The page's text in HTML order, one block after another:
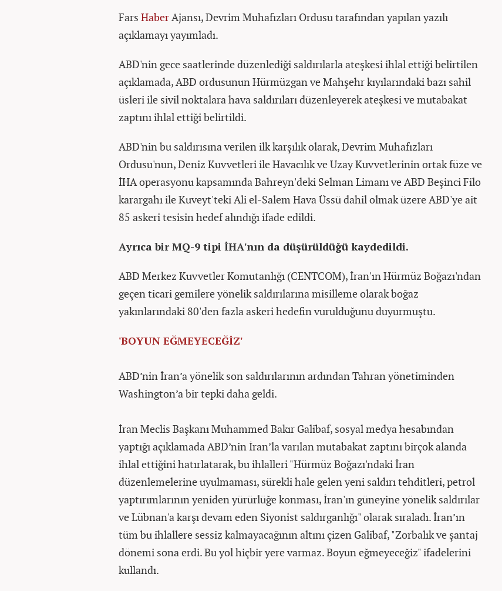
Fars HaberAjansı, Devrim Muhafızları Ordusu tarafından yapılan yazılı
açıklamayı yayımladı.
ABD'nin gece saatlerinde düzenlediği saldırılarla ateşkesi ihlal ettiği belirtilen
açıklamada, ABD ordusunun Hürmüzgan ve Mahşehr kıyılarındaki bazı sahil
üsleri ile sivil noktalara hava saldırıları düzenleyerek ateşkesi ve mutabakat
zaptını ihlal ettiği belirtildi.
ABD'nin bu saldırısına verilen ilk karşılık olarak, Devrim Muhafızları
Ordusu'nun, Deniz Kuvvetleri ile Havacılık ve Uzay Kuvvetlerinin ortak füze ve
İHA operasyonu kapsamında Bahreyn'deki Selman Limanı ve ABD Beşinci Filo
karargahı ile Kuveyt'teki Ali el-Salem Hava Üssü dahil olmak üzere ABD'ye ait
85 askeri tesisin hedef alındığı ifade edildi.
Ayrıca bir MQ-9 tipi İHA'nın da düşürüldüğü kaydedildi.
ABD Merkez Kuvvetler Komutanlığı (CENTCOM), İran'ın Hürmüz Boğazı'ndan
geçen ticari gemilere yönelik saldırılarına misilleme olarak boğaz
yakınlarındaki 80'den fazla askeri hedefin vurulduğunu duyurmuştu.
'BOYUN EĞMEYECEĞİZ'
ABD’nin İran’a yönelik son saldırılarının ardından Tahran yönetiminden
Washington’a bir tepki daha geldi.
İran Meclis Başkanı Muhammed Bakır Galibaf, sosyal medya hesabından
yaptığı açıklamada ABD’nin İran’la varılan mutabakat zaptını birçok alanda
ihlal ettiğini hatırlatarak, bu ihlalleri "Hürmüz Boğazı'ndaki İran
düzenlemelerine uyulmaması, sürekli hale gelen yeni saldırı tehditleri, petrol
yaptırımlarının yeniden yürürlüğe konması, İran'ın güneyine yönelik saldırılar
ve Lübnan'a karşı devam eden Siyonist saldırganlığı" olarak sıraladı. İran’ın
tüm bu ihlallere sessiz kalmayacağının altını çizen Galibaf, "Zorbalık ve şantaj
dönemi sona erdi. Bu yol hiçbir yere varmaz. Boyun eğmeyeceğiz" ifadelerini
kullandı.